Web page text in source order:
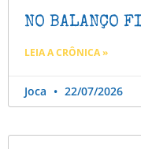
NO BALANÇO
LEIA A CRÔNICA »
Joca 22/07/2026